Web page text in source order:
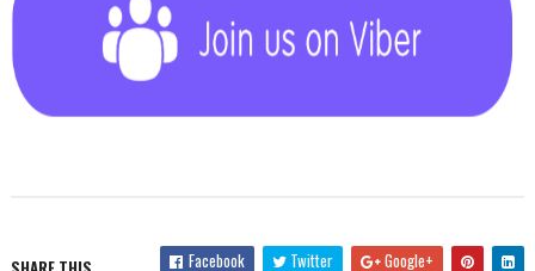
Facebook Twitter Google+